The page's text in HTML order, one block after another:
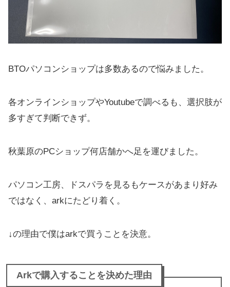
BTOパソコンショップは多数あるので悩みました。
各オンラインショップやYoutubeで調べるも、 選択肢が
多すぎて判断できず。
秋葉原のPCショップ何店舗かへ足を運びました。
パソコン工房、ドスパラを見るもケースがあまり好み
ではなく、arkにたどり着く。
↓の理由で僕はarkで買うことを決意。
Arkで購入することを決めた理由